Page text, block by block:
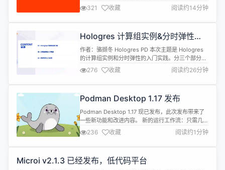
内容、详情页种草内容等。过去一年，我们通过在视
频生成、图文联合生成等核心技术上的持续攻关，
AIGC内容生成在手淘多个场景取得了规模化落地价
们摸索出的一部分实践经验，我们将开启一段时间的
内容AI专题连载，欢迎大家一起交流进...
321 收藏 阅读约14分钟
Hologres 计算组实例&分时弹性入
门实践
作者：骆撷冬 Hologres PD 本次主题是 Hologres
的计算组实例和分时弹性的入门实践。分三个部分介
绍。第一部分介绍 Hologres 计算组实例的原理、架
构等，第二部分展示计算组实例的入门实践，第三部
分具体演示分时弹性的相关使用实践。 一、
在使用实时数仓的过程中，在资源方面会...
276 收藏 阅读约26分钟
Podman Desktop 1.17 发布
Podman Desktop 1.17 现已发布，此次发布带来了
一些新功能和改进内容。 新的运行工作流：只需几步
即可从镜像启动容器。 注册镜像配置：通过专用命令
简化注册镜像的设置。 更流畅的 kind 集群体验：轻
松启动 Kubernetes 集群，无需预安装 kind 二进制
擎，提升性能和功能。 ...
236 收藏 阅读约1分钟
Microi v2.1.3 已经发布，低代码平台